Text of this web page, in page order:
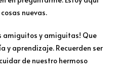
nuevas.
amiguitos y amiguitas! Que
y aprendizaje. Recuerden ser
de nuestro hermoso